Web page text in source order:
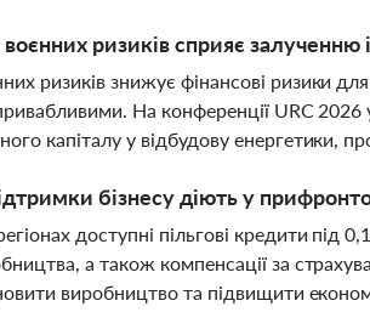
ризиків сприяє залученню
ризиків знижує фінансові ризики
На конференції URC
капіталу у відбудову енергетики,
бізнесу діють у
доступні пільгові кредити під
а також компенсації за
виробництво та підвищити